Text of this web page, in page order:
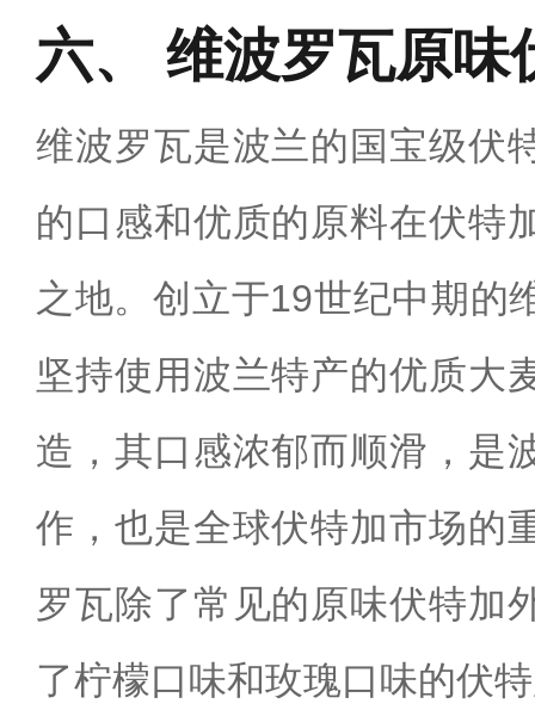
维波罗瓦原味
维波罗瓦是波兰的国宝级伏
的口感和优质的原料在伏特
之地。创立于19世纪中期的
坚持使用波兰特产的优质大
造，其口感浓郁而顺滑，是
作，也是全球伏特加市场的
罗瓦除了常见的原味伏特加
了柠檬口味和玫瑰口味的伏